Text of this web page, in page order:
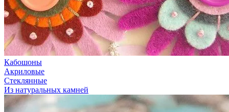
Кабошоны
Акриловые
Стеклянные
Из натуральных камней